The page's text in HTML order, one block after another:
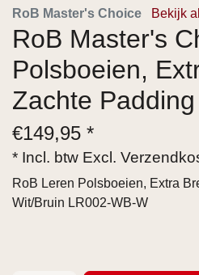
RoB Master's Choice Bekijk
RoB Master's
Polsboeien,
Zachte
€149,95 *
* Incl. btw Excl.
RoB Leren Polsboeien, Extra
Wit/Bruin LR002-WB-W